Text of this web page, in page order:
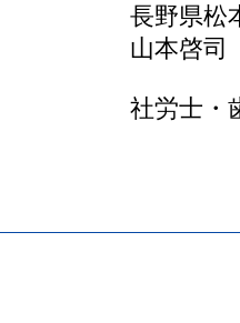
長野県松
山本啓司
社労士・